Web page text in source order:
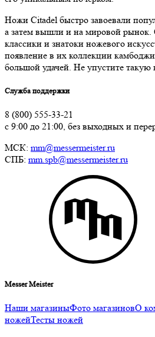
Ножи Citadel быстро завоевали
а затем вышли и на мировой рынок.
классики и знатоки ножевого
появление в их коллекции
большой удачей. Не упустите
Служба поддержки
8 (800) 555-33-21
с 9:00 до 21:00, без выходных и
МСК: mm@messermeister.ru
СПБ: mm.spb@messermeister.ru
Messer Meister
Наши магазиныФото магазиновО
ножейТесты ножей